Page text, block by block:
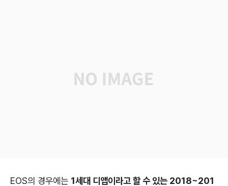
EOS의 경우에는 1세대 디앱이라고 할 수 있는 2018~201